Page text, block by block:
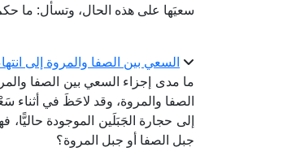
سعيَها على هذه الحال، وتسأل: ما
السعي بين الصفا والمروة إلى
ما مدى إجزاء السعي بين الصفا
الصفا والمروة، وقد لاحَظَ في أثناء
إلى حجارة الجَبَلَين الموجودة حاليًّا،
جبل الصفا أو جبل المروة؟